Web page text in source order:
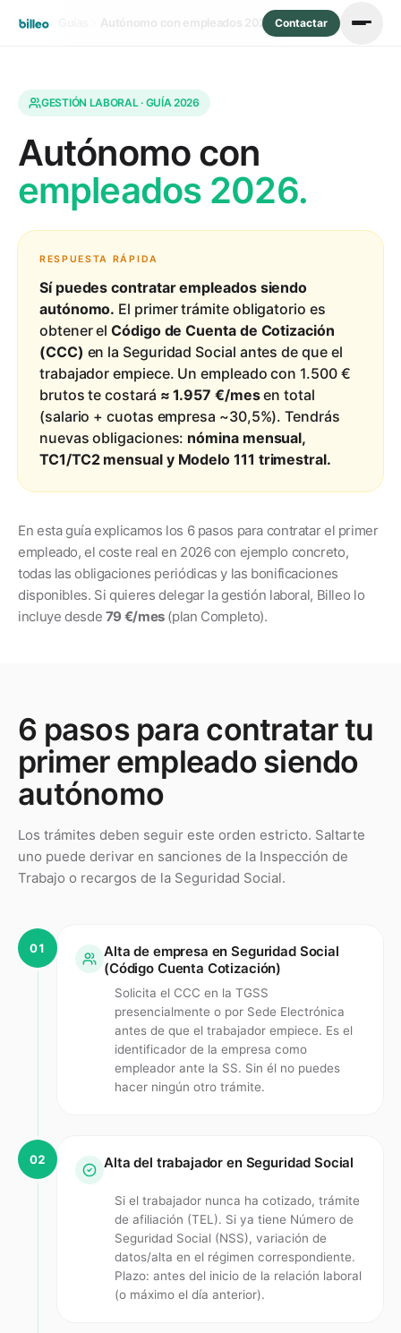
Contactar
Inicio Autónomo con empleados 2026
GESTIÓN LABORAL · GUÍA 2026
Autónomo con
empleados 2026.
RESPUESTA RÁPIDA
Sí puedes contratar empleados siendo
autónomo. El primer trámite obligatorio es
obtener el Código de Cuenta de Cotización
(CCC) en la Seguridad Social antes de que el
trabajador empiece. Un empleado con 1.500 €
brutos te costará ≈ 1.957 €/mesen total
(salario + cuotas empresa ~30,5%). Tendrás
nuevas obligaciones: nómina mensual,
TC1/TC2 mensual y Modelo 111 trimestral.
En esta guía explicamos los 6 pasos para contratar el primer
empleado, el coste real en 2026 con ejemplo concreto,
todas las obligaciones periódicas y las bonificaciones
disponibles. Si quieres delegar la gestión laboral, Billeo lo
incluye desde 79 €/mes(plan Completo).
6 pasos para contratar tu
primer empleado siendo
autónomo
Los trámites deben seguir este orden estricto. Saltarte
uno puede derivar en sanciones de la Inspección de
Trabajo o recargos de la Seguridad Social.
01
Alta de empresa en Seguridad Social
(Código Cuenta Cotización)
Solicita el CCC en la TGSS
presencialmente o por Sede Electrónica
antes de que el trabajador empiece. Es el
identificador de la empresa como
empleador ante la SS. Sin él no puedes
hacer ningún otro trámite.
02 Alta del trabajador en Seguridad Social
Si el trabajador nunca ha cotizado, trámite
de afiliación (TEL). Si ya tiene Número de
Seguridad Social (NSS), variación de
datos/alta en el régimen correspondiente.
Plazo: antes del inicio de la relación laboral
(o máximo el día anterior).